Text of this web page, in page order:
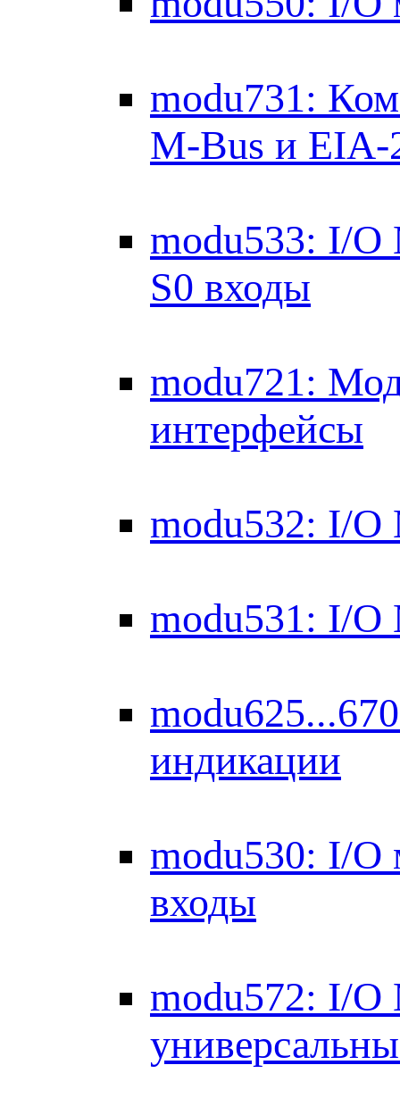
modu731:
M-Bus и EIA-
modu533: I/O
S0 входы
modu721:
интерфейсы
modu532: I/O
modu531: I/
индикации
modu530: I/O
входы
modu572: I/O